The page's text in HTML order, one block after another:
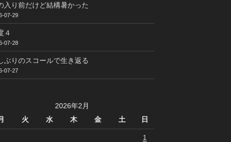
入り前だけど結構暑かった
07-29
４
07-28
ぶりのスコールで生き返る
07-27
2026年2月
火 水 木 金 土 日
1